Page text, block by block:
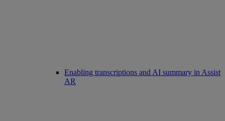
Enabling transcriptions and AI summary in Assist
AR